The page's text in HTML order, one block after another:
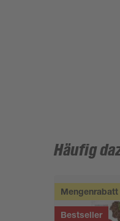
Häufig
Mengenrabatt
Bestseller